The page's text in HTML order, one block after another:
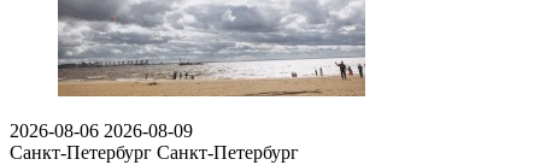
2026-08-06 2026-08-09
Санкт-Петербург Санкт-Петербург